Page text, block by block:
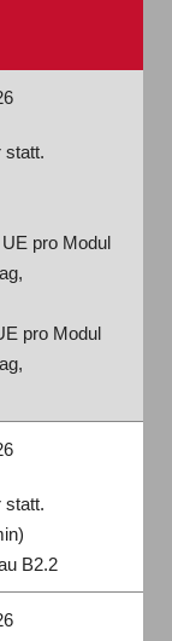
statt.
B2.2
statt.
pro Modul
pro Modul